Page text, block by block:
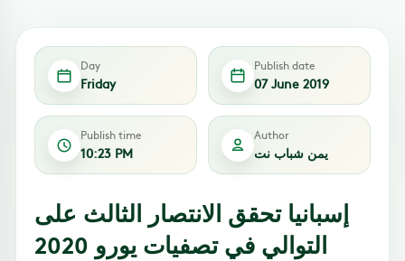
Day
Friday
Publish date
07 June 2019
Publish time
10:23 PM
Author
يمن شباب نت
إسبانيا تحقق الانتصار الثالث على
التوالي في تصفيات يورو 2020